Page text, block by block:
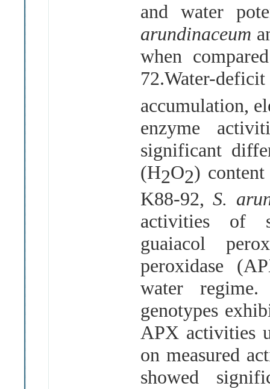
and water
arundinaceum
when
72.Water-
accumulation,
enzyme
significant
(H2O2)
K88-92,S.
activities of
guaiacol
peroxidase
water
genotypes
APX activities
on measured
showed